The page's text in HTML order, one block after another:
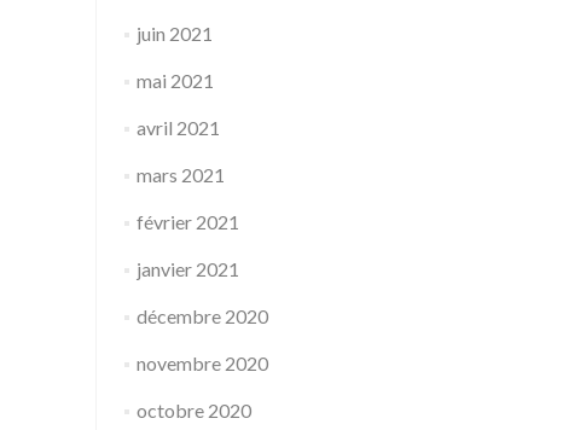
juin 2021
mai 2021
avril 2021
mars 2021
février 2021
janvier 2021
décembre 2020
novembre 2020
octobre 2020